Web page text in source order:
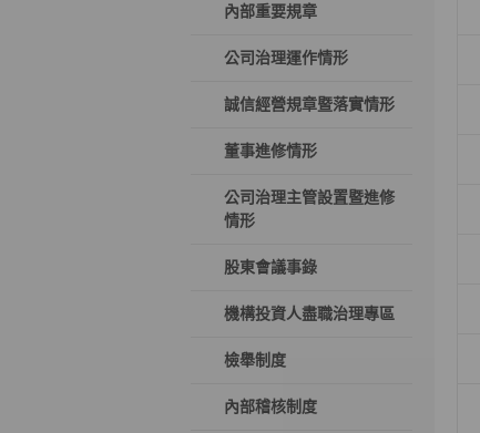
內部重要規章
公司治理運作情形
誠信經營規章暨落實情形
董事進修情形
公司治理主管設置暨進修
情形
股東會議事錄
機構投資人盡職治理專區
檢舉制度
內部稽核制度